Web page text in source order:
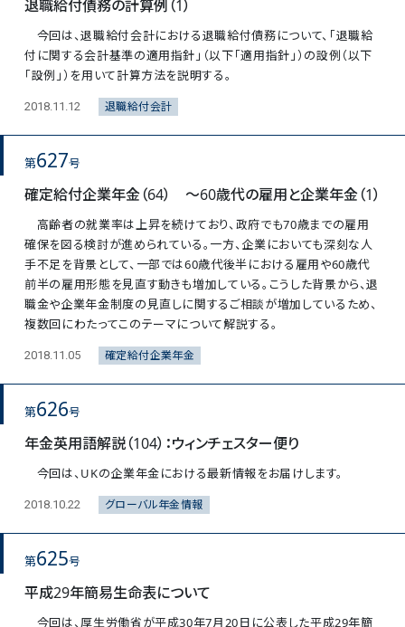
退職給付債務の計算例（1）
今回は、退職給付会計における退職給付債務について、「退職給
付に関する会計基準の適用指針」（以下「適用指針」）の設例（以下
「設例」）を用いて計算方法を説明する。
2018.11.12 退職給付会計
第627号
確定給付企業年金（64） ～60歳代の雇用と企業年金（1）
高齢者の就業率は上昇を続けており、政府でも70歳までの雇用
確保を図る検討が進められている。一方、企業においても深刻な人
手不足を背景として、一部では60歳代後半における雇用や60歳代
前半の雇用形態を見直す動きも増加している。こうした背景から、退
職金や企業年金制度の見直しに関するご相談が増加しているため、
複数回にわたってこのテーマについて解説する。
2018.11.05 確定給付企業年金
第626号
年金英用語解説（104）：ウィンチェスター便り
今回は、UKの企業年金における最新情報をお届けします。
2018.10.22 グローバル年金情報
第625号
平成29年簡易生命表について
今回は、厚生労働省が平成30年7月20日に公表した平成29年簡